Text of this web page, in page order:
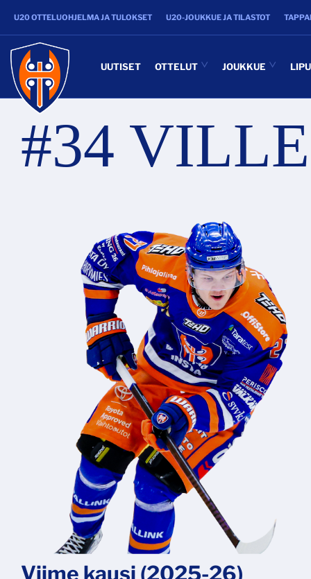
U20 OTTELUOHJELMA JA TULOKSET U20-JOUKKUE JA TILASTOT
UUTISET OTTELUT JOUKKUE
#34
Viime kausi (2025-26)